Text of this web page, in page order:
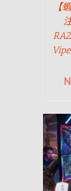
【